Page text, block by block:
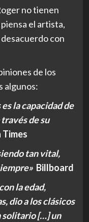
no tienen
el artista,
con
de los
algunos:
la capacidad de
de su
Times
tan vital,
Billboard
la edad,
dio a los clásicos
solitario […] un